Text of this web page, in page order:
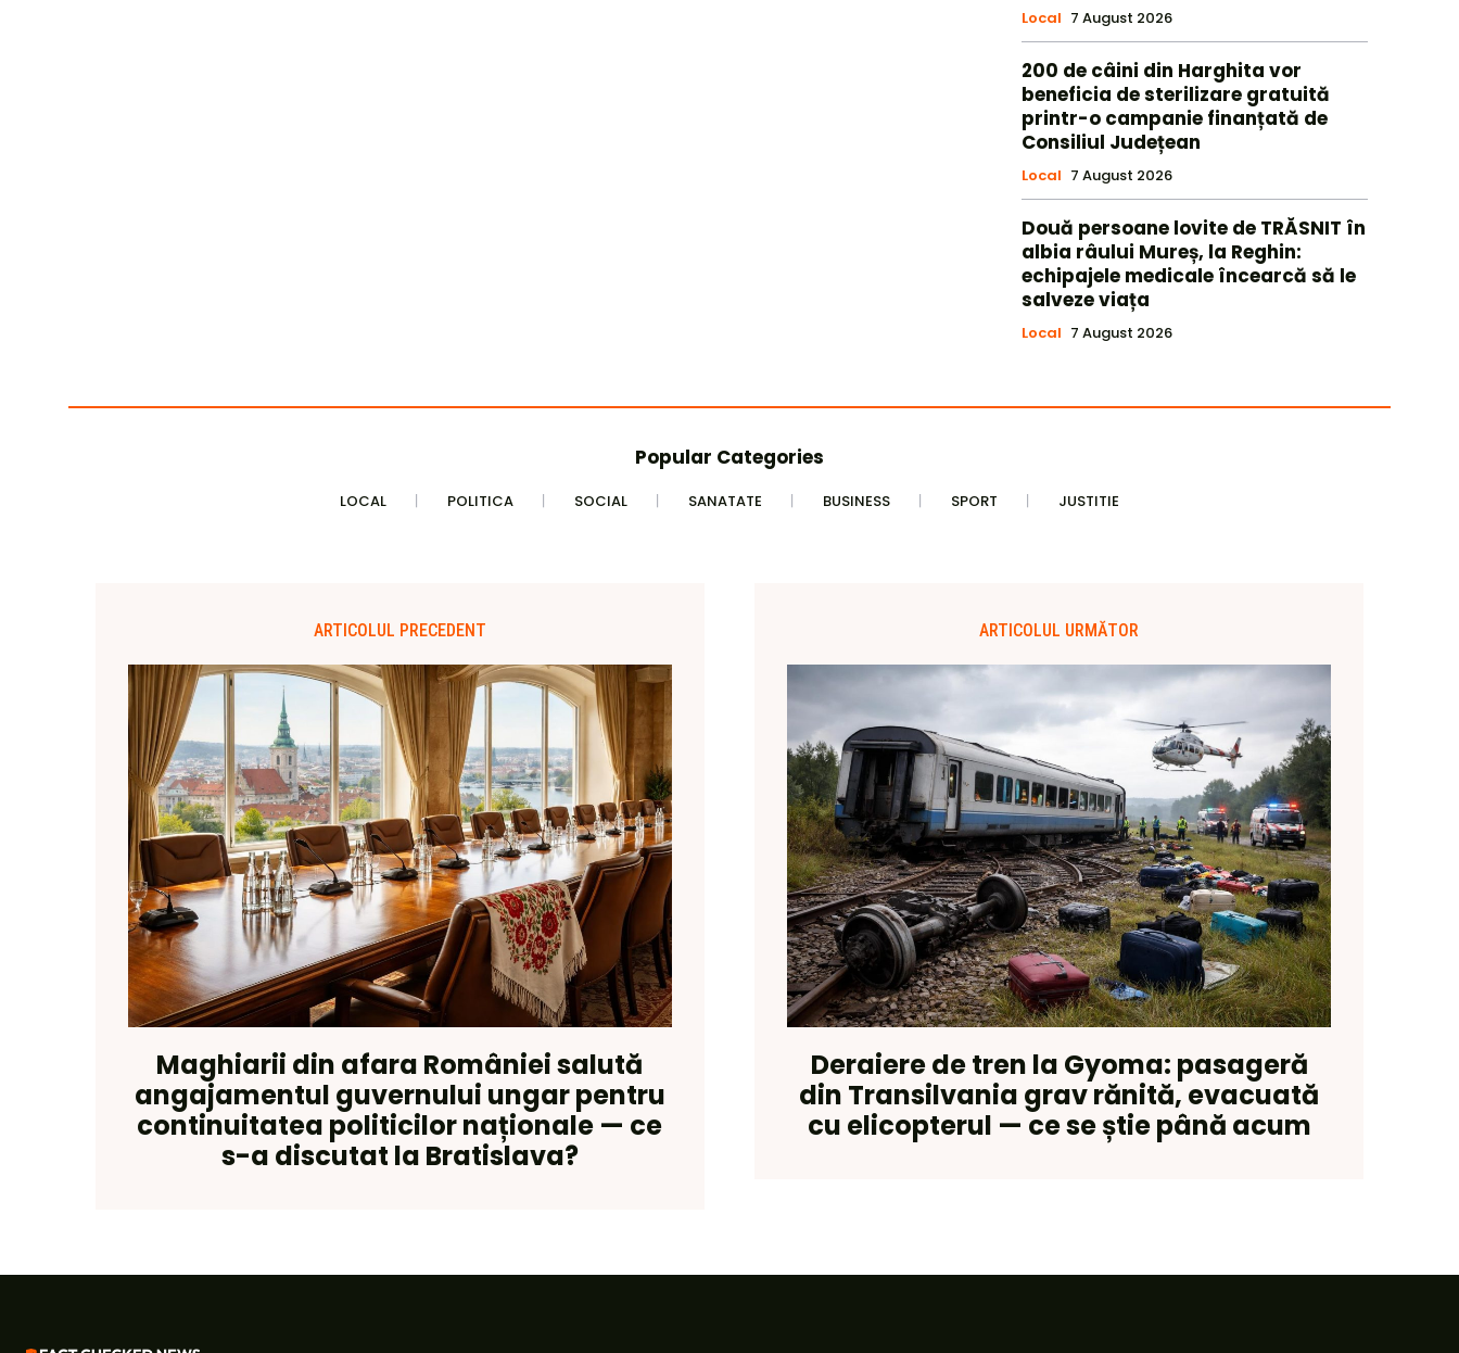
Local 7 August 2026
200 de câini din Harghita vor
beneficia de sterilizare gratuită
printr-o campanie finanțată de
Consiliul Județean
Local 7 August 2026
Două persoane lovite de TRĂSNIT în
albia râului Mureș, la Reghin:
echipajele medicale încearcă să le
salveze viața
Local 7 August 2026
Popular Categories
LOCAL POLITICA SOCIAL SANATATE BUSINESS SPORT JUSTITIE
ARTICOLUL PRECEDENT
Maghiarii din afara României salută
angajamentul guvernului ungar pentru
continuitatea politicilor naționale — ce
s-a discutat la Bratislava?
ARTICOLUL URMĂTOR
Deraiere de tren la Gyoma: pasageră
din Transilvania grav rănită, evacuată
cu elicopterul — ce se știe până acum